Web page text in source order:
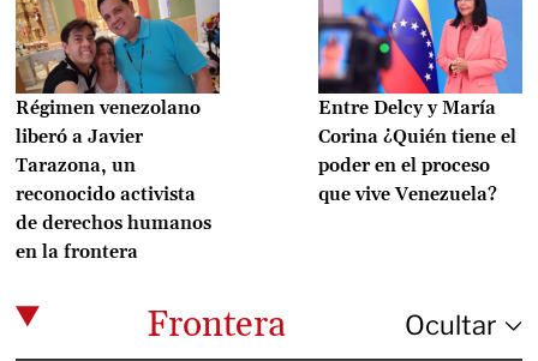
Régimen venezolano
liberó a Javier
Tarazona, un
reconocido activista
de derechos humanos
en la frontera
Entre Delcy y María
Corina ¿Quién tiene el
poder en el proceso
que vive Venezuela?
Frontera